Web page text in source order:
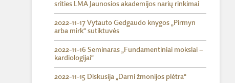
srities LMA Jaunosios akademijos narių rinkimai
2022-11-17 Vytauto Gedgaudo knygos „Pirmyn
arba mirk“ sutiktuvės
2022-11-16 Seminaras „Fundamentiniai mokslai –
kardiologijai“
2022-11-15 Diskusija „Darni žmonijos plėtra“